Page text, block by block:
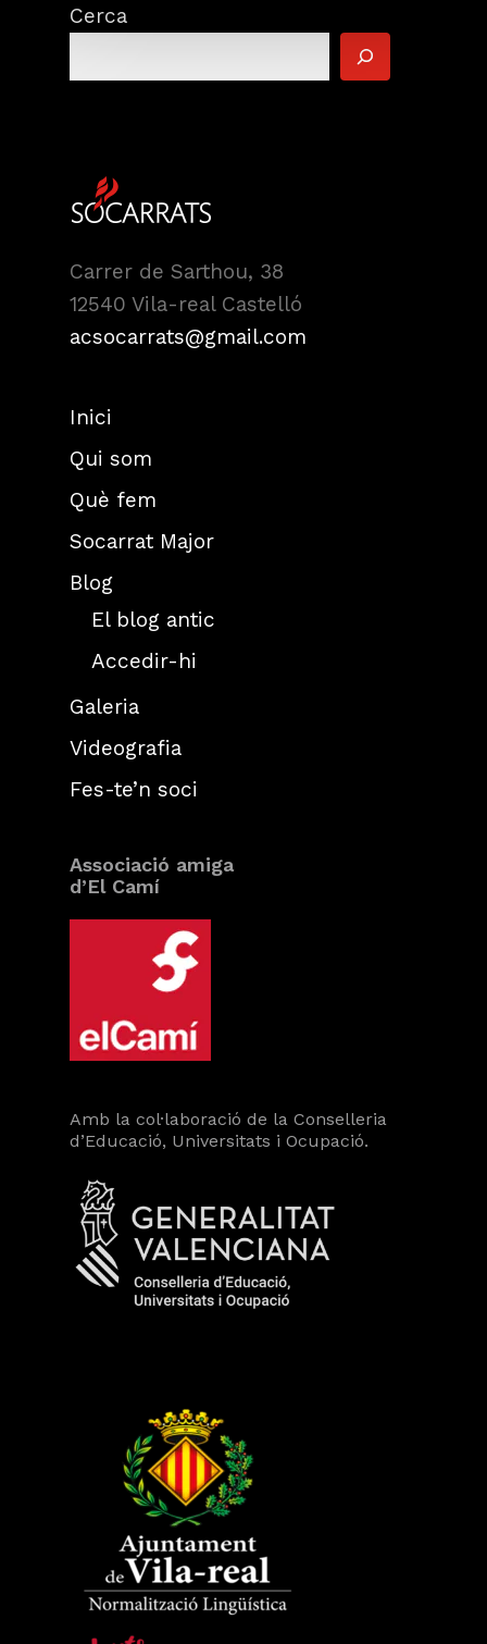
Cerca
Carrer de Sarthou, 38
12540 Vila-real Castelló
acsocarrats@gmail.com
Inici
Qui som
Què fem
Socarrat Major
Blog
El blog antic
Accedir-hi
Galeria
Videografia
Fes-te’n soci
Associació amiga
d’El Camí
Amb la col·laboració de la Conselleria
d’Educació, Universitats i Ocupació.